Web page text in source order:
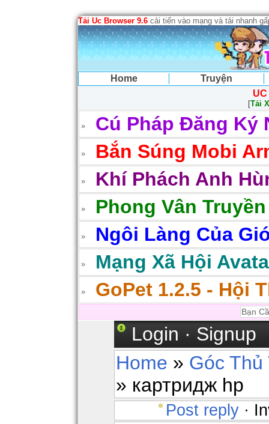
Tải Uc Browser 9.6 cải tiến vào mạng và tải nhanh
Home
Truyện
[Tải
Cú Pháp Đăng Ký
Bắn Súng Mobi
Khí Phách Anh
Phong Vân
Ngôi Làng Của
Mạng Xã Hội
GoPet 1.2.5 - Hội
Login · Signup
Home » Góc Thủ
» картридж hp
Post reply ·